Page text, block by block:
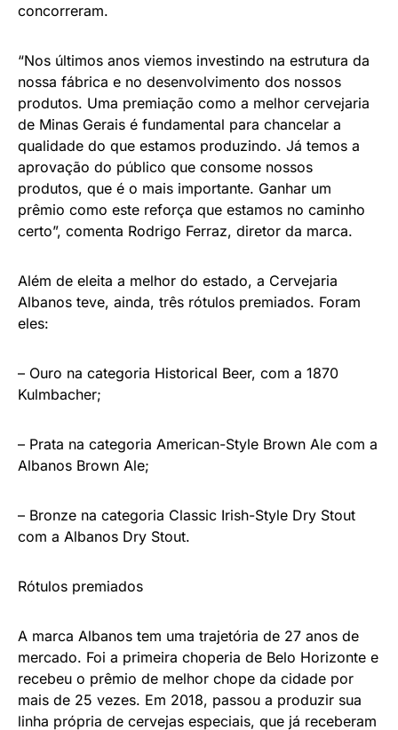
concorreram.
“Nos últimos anos viemos investindo na estrutura da
nossa fábrica e no desenvolvimento dos nossos
produtos. Uma premiação como a melhor cervejaria
de Minas Gerais é fundamental para chancelar a
qualidade do que estamos produzindo. Já temos a
aprovação do público que consome nossos
produtos, que é o mais importante. Ganhar um
prêmio como este reforça que estamos no caminho
certo”, comenta Rodrigo Ferraz, diretor da marca.
Além de eleita a melhor do estado, a Cervejaria
Albanos teve, ainda, três rótulos premiados. Foram
eles:
– Ouro na categoria Historical Beer, com a 1870
Kulmbacher;
– Prata na categoria American-Style Brown Ale com a
Albanos Brown Ale;
– Bronze na categoria Classic Irish-Style Dry Stout
com a Albanos Dry Stout.
Rótulos premiados
A marca Albanos tem uma trajetória de 27 anos de
mercado. Foi a primeira choperia de Belo Horizonte e
recebeu o prêmio de melhor chope da cidade por
mais de 25 vezes. Em 2018, passou a produzir sua
linha própria de cervejas especiais, que já receberam